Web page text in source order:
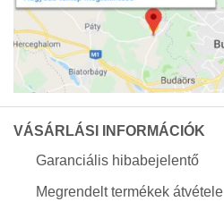
VÁSÁRLÁSI INFORMÁCIÓK
Garanciális hibabejelentő
Megrendelt termékek átvétele